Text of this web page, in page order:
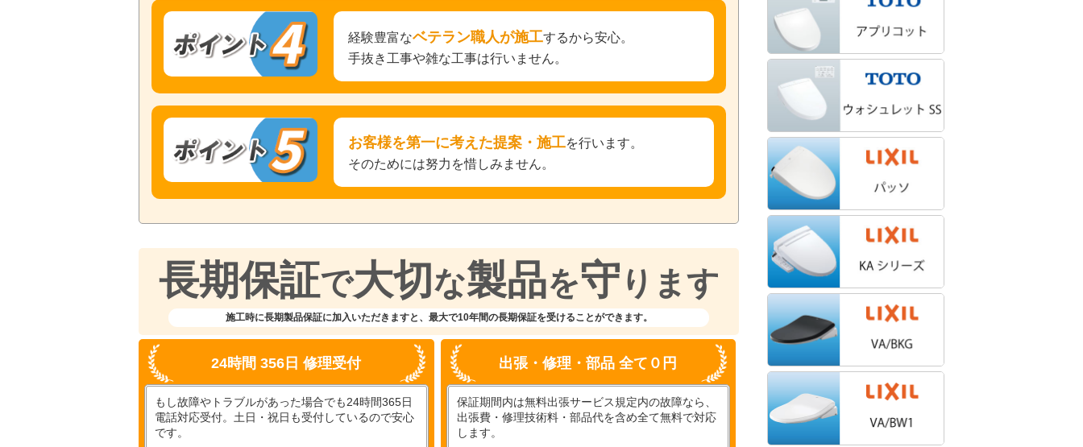
経験豊富なベテラン職人が施工するから安心。
手抜き工事や雑な工事は行いません。
お客様を第一に考えた提案・施工を行います。
そのためには努力を惜しみません。
長期保証で大切 な製品を守 ります
施工時に長期製品保証に加入いただきますと、 最大で10年間の長期保証を受けることができます。
24時間 356日 修理受付
もし故障やトラブルがあった場合でも24時間365日
電話対応受付。土日・祝日も受付しているので安心
です。
出張・修理・部品 全て０円
保証期間内は無料出張サービス規定内の故障なら、
出張費・修理技術料・部品代を含め全て無料で対応
します。